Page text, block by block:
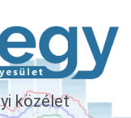
közélet